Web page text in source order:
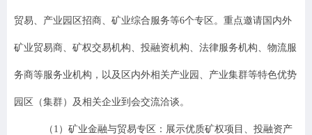
贸易、产业园区招商、矿业综合服务等6个专区。重点邀请国内外
矿业贸易商、矿权交易机构、投融资机构、法律服务机构、物流服
务商等服务业机构，以及区内外相关产业园、产业集群等特色优势
园区（集群）及相关企业到会交流洽谈。
（ 1 ） 矿业金融与贸易专 区： 展示优质矿权项目、投融资产